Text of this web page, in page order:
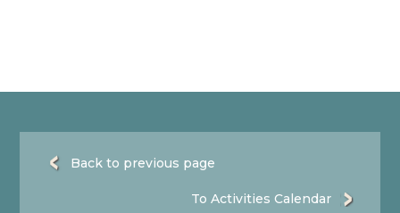
Back to previous page
To Activities Calendar